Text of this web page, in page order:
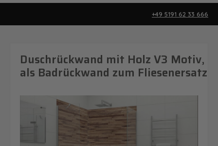
+49 5191 62 33 666
Duschrückwand mit Holz V3 Motiv,
als Badrückwand zum Fliesenersatz
Bildergalerie überspringen